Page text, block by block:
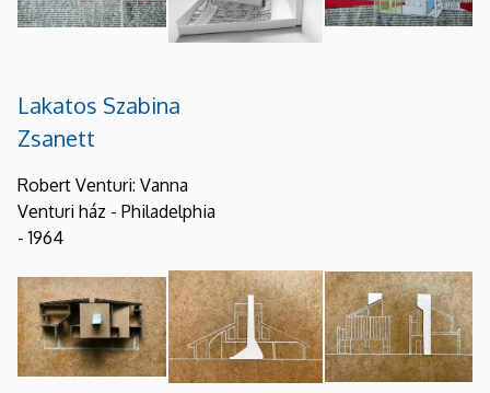
Lakatos Szabina
Zsanett
Robert Venturi: Vanna
Venturi ház - Philadelphia
- 1964